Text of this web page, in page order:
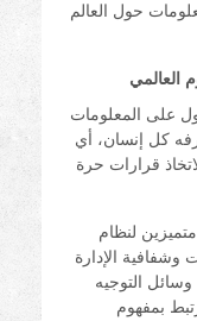
حول العالم
العالمي
على المعلومات
كل إنسان، أي
قرارات حرة
لنظام
وشفافية الإدارة
التوجيه
بمفهوم